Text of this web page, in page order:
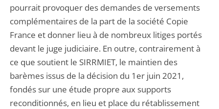
pourrait provoquer des demandes de versements
complémentaires de la part de la société Copie
France et donner lieu à de nombreux litiges portés
devant le juge judiciaire. En outre, contrairement à
ce que soutient le SIRRMIET, le maintien des
barèmes issus de la décision du 1er juin 2021,
fondés sur une étude propre aux supports
reconditionnés, en lieu et place du rétablissement